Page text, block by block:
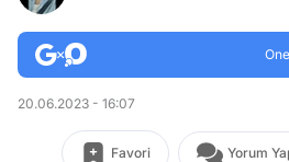
20.06.2023 - 16:07
Favori Yorum